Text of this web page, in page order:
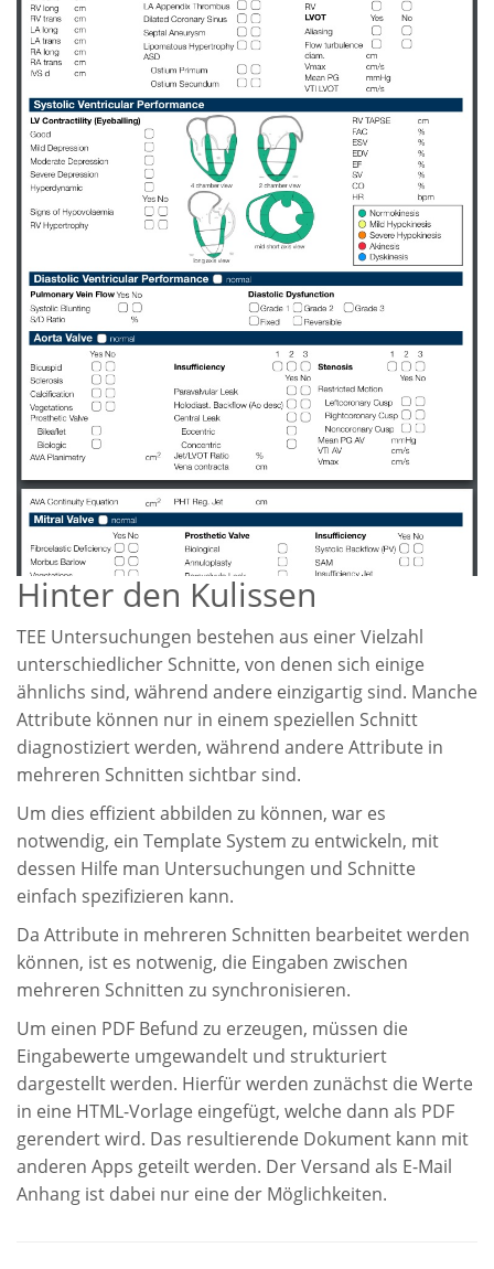
Hinter den Kulissen
TEE Untersuchungen bestehen aus einer Vielzahl
unterschiedlicher Schnitte, von denen sich einige
ähnlichs sind, während andere einzigartig sind. Manche
Attribute können nur in einem speziellen Schnitt
diagnostiziert werden, während andere Attribute in
mehreren Schnitten sichtbar sind.
Um dies effizient abbilden zu können, war es
notwendig, ein Template System zu entwickeln, mit
dessen Hilfe man Untersuchungen und Schnitte
einfach spezifizieren kann.
Da Attribute in mehreren Schnitten bearbeitet werden
können, ist es notwenig, die Eingaben zwischen
mehreren Schnitten zu synchronisieren.
Um einen PDF Befund zu erzeugen, müssen die
Eingabewerte umgewandelt und strukturiert
dargestellt werden. Hierfür werden zunächst die Werte
in eine HTML-Vorlage eingefügt, welche dann als PDF
gerendert wird. Das resultierende Dokument kann mit
anderen Apps geteilt werden. Der Versand als E-Mail
Anhang ist dabei nur eine der Möglichkeiten.